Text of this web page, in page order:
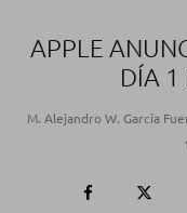
APPLE
DÍA 1
M. Alejandro W. García